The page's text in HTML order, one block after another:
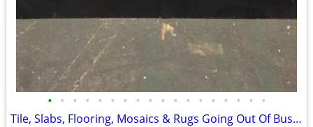
• • • • • • • • • • • • • • • • • •
Tile, Slabs, Flooring, Mosaics & Rugs Going Out Of Business Auction